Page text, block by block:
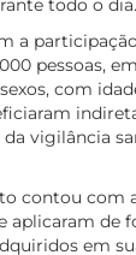
todo o dia.
a
pessoas,
com
vigilância
contou com
aplicaram de
em